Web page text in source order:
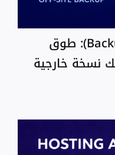
نسخ البيانات احتياطياً (Backup): طوق
نسخة خارجية